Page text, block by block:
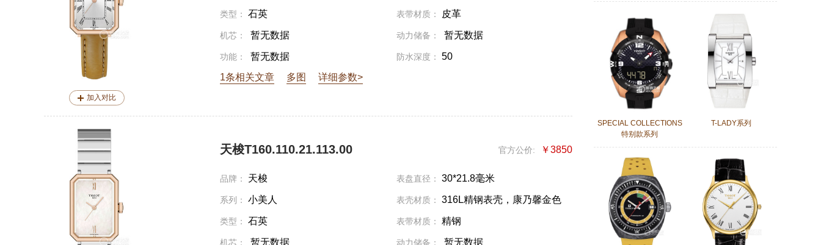
加入对比
类型： 石英 表带材质： 皮革
机芯： 暂无数据 动力储备： 暂无数据
功能： 暂无数据 防水深度：
50
1条相关文章
多图 详细参数>
天梭T160.110.21.113.00
品牌： 天梭 表盘直径： 30*21.8毫米
系列： 小美人 表壳材质：
316L精钢表壳，康乃馨金色
类型： 石英 表带材质： 精钢
机芯： 暂无数据 动力储备： 暂无数据
官方公价: ￥3850
SPECIAL COLLECTIONS
特别款系列
T-LADY系列